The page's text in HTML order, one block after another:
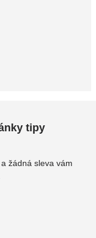
tipy
žádná sleva vám